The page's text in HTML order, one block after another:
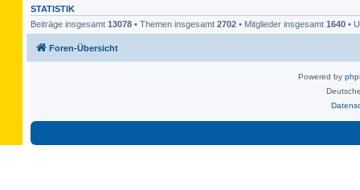
STATISTIK
Beiträge insgesamt 13078 • Themen insgesamt 2702 • Mitglieder insgesamt 1640 •
Foren-Übersicht
Powered by